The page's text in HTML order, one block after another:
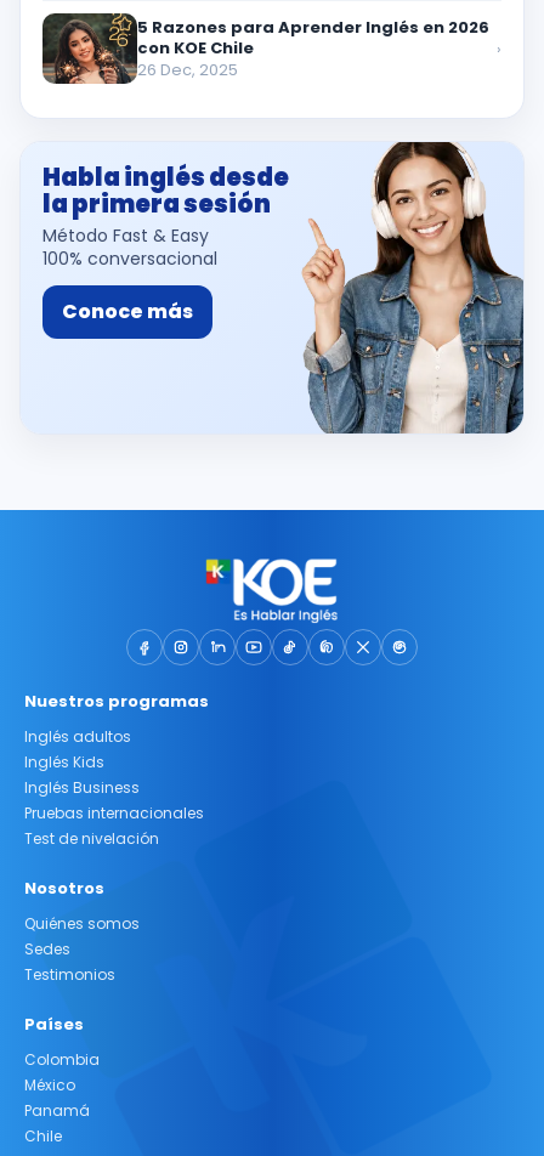
5 Razones para Aprender Inglés en 2026
con KOE Chile
26 Dec, 2025
›
Habla inglés desde
la primera sesión
Método Fast & Easy
100% conversacional
Conoce más
Nuestros programas
Inglés adultos
Inglés Kids
Inglés Business
Pruebas internacionales
Test de nivelación
Nosotros
Quiénes somos
Sedes
Testimonios
Países
Colombia
México
Panamá
Chile